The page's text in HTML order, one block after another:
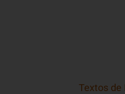
Textos de